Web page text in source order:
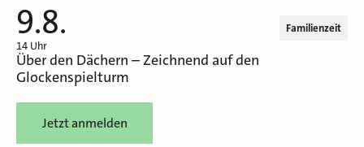
9.8.
14 Uhr
Familienzeit
Über den Dächern – Zeichnend auf den
Glockenspielturm
Jetzt anmelden